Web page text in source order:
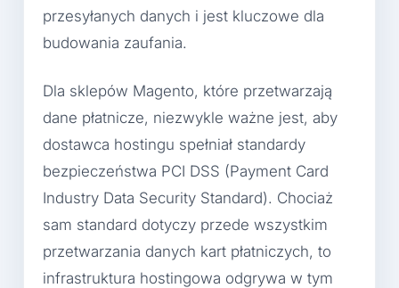
przesyłanych danych i jest kluczowe dla
budowania zaufania.
Dla sklepów Magento, które przetwarzają
dane płatnicze, niezwykle ważne jest, aby
dostawca hostingu spełniał standardy
bezpieczeństwa PCI DSS (Payment Card
Industry Data Security Standard). Chociaż
sam standard dotyczy przede wszystkim
przetwarzania danych kart płatniczych, to
infrastruktura hostingowa odgrywa w tym